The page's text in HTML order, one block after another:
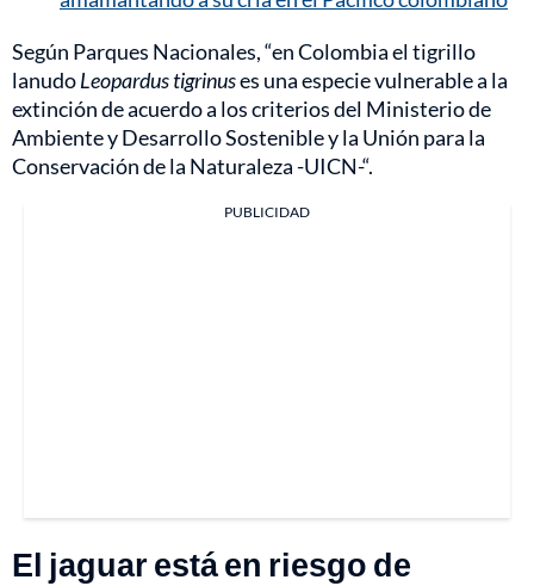
Según Parques Nacionales, “en Colombia el tigrillo
lanudoLeopardus tigrinuses una especie vulnerable a la
extinción de acuerdo a los criterios del Ministerio de
Ambiente y Desarrollo Sostenible y la Unión para la
Conservación de la Naturaleza -UICN-“.
PUBLICIDAD
El jaguar está en riesgo de